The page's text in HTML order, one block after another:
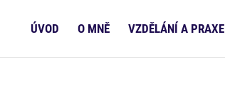
ÚVOD O MNĚ VZDĚLÁNÍ A PRAXE